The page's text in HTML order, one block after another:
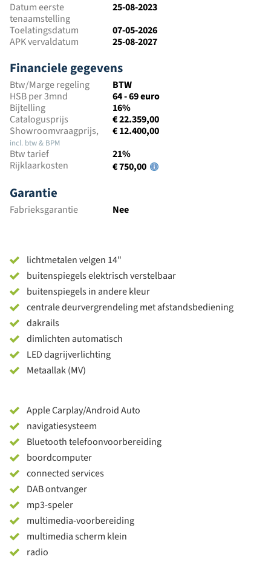
Datum eerste
tenaamstelling
25-08-2023
Toelatingsdatum
07-05-2026
APK vervaldatum
25-08-2027
Financiele gegevens
Btw/Marge regeling
BTW
HSB per 3mnd
64 - 69 euro
Bijtelling
16%
Catalogusprijs
€ 22.359,00
Showroomvraagprijs,
incl. btw & BPM
€ 12.400,00
Btw tarief
21%
Rijklaarkosten
€ 750,00
Garantie
Fabrieksgarantie Nee
lichtmetalen velgen 14"
buitenspiegels elektrisch verstelbaar
buitenspiegels in andere kleur
centrale deurvergrendeling met afstandsbediening
dakrails
dimlichten automatisch
LED dagrijverlichting
Metaallak (MV)
Apple Carplay/Android Auto
navigatiesysteem
Bluetooth telefoonvoorbereiding
boordcomputer
connected services
DAB ontvanger
mp3-speler
multimedia-voorbereiding
multimedia scherm klein
radio